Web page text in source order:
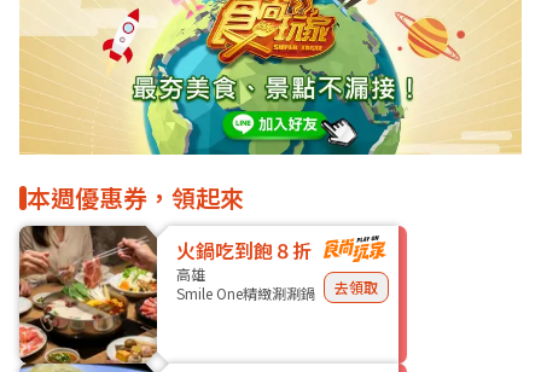
本週優惠券，領起來
火鍋吃到飽８折
高雄
Smile One精緻涮涮鍋
去領取